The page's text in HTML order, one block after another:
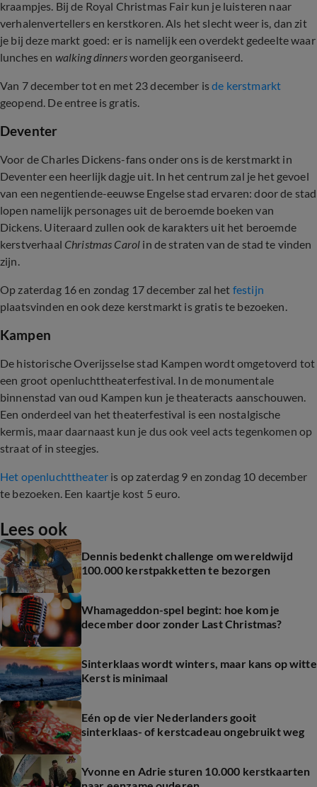
kraampjes. Bij de Royal Christmas Fair kun je luisteren naar
verhalenvertellers en kerstkoren. Als het slecht weer is, dan zit
je bij deze markt goed: er is namelijk een overdekt gedeelte waar
lunches en walking dinnersworden georganiseerd.
Van 7 december tot en met 23 december isde kerstmarkt
geopend. De entree is gratis.
Deventer
Voor de Charles Dickens-fans onder ons is de kerstmarkt in
Deventer een heerlijk dagje uit. In het centrum zal je het gevoel
van een negentiende-eeuwse Engelse stad ervaren: door de stad
lopen namelijk personages uit de beroemde boeken van
Dickens. Uiteraard zullen ook de karakters uit het beroemde
kerstverhaal Christmas Carol in de straten van de stad te vinden
zijn.
Op zaterdag 16 en zondag 17 december zal het festijn
plaatsvinden en ook deze kerstmarkt is gratis te bezoeken.
Kampen
De historische Overijsselse stad Kampen wordt omgetoverd tot
een groot openluchttheaterfestival. In de monumentale
binnenstad van oud Kampen kun je theateracts aanschouwen.
Een onderdeel van het theaterfestival is een nostalgische
kermis, maar daarnaast kun je dus ook veel acts tegenkomen op
straat of in steegjes.
Het openluchttheater is op zaterdag 9 en zondag 10 december
te bezoeken. Een kaartje kost 5 euro.
Lees ook
Dennis bedenkt challenge om wereldwijd
100.000 kerstpakketten te bezorgen
Whamageddon-spel begint: hoe kom je
december door zonder Last Christmas?
Sinterklaas wordt winters, maar kans op witte
Kerst is minimaal
Eén op de vier Nederlanders gooit
sinterklaas- of kerstcadeau ongebruikt weg
Yvonne en Adrie sturen 10.000 kerstkaarten